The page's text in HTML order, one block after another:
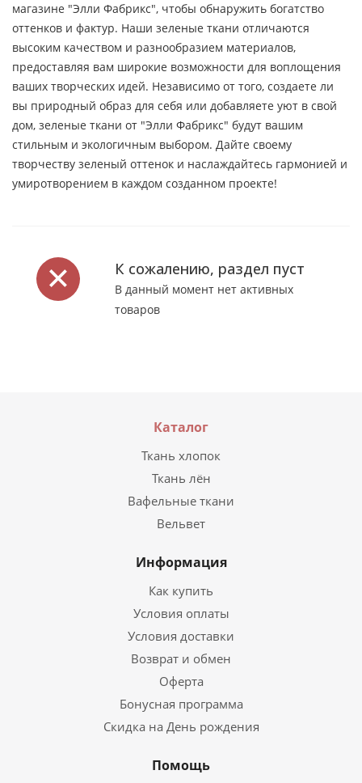
магазине "Элли Фабрикс", чтобы обнаружить богатство
оттенков и фактур. Наши зеленые ткани отличаются
высоким качеством и разнообразием материалов,
предоставляя вам широкие возможности для воплощения
ваших творческих идей. Независимо от того, создаете ли
вы природный образ для себя или добавляете уют в свой
дом, зеленые ткани от "Элли Фабрикс" будут вашим
стильным и экологичным выбором. Дайте своему
творчеству зеленый оттенок и наслаждайтесь гармонией и
умиротворением в каждом созданном проекте!
К сожалению, раздел пуст
В данный момент нет активных
товаров
Каталог
Ткань хлопок
Ткань лён
Вафельные ткани
Вельвет
Информация
Как купить
Условия оплаты
Условия доставки
Возврат и обмен
Оферта
Бонусная программа
Скидка на День рождения
Помощь